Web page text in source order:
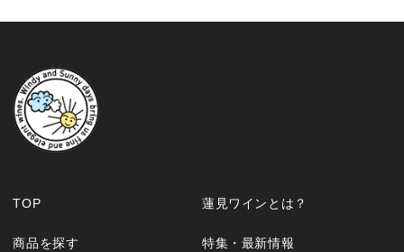
TOP 蓮見ワインとは？
商品を探す 特集・最新情報